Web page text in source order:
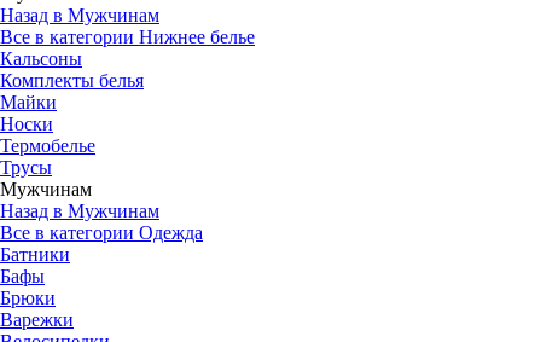
Назад в Мужчинам
Все в категории Нижнее белье
Кальсоны
Комплекты белья
Майки
Носки
Термобелье
Трусы
Мужчинам
Назад в Мужчинам
Все в категории Одежда
Батники
Бафы
Брюки
Варежки